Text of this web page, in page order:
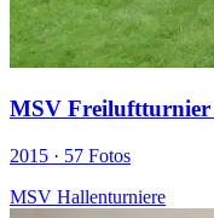
MSV Freiluftturnier
2015 · 57 Fotos
MSV Hallenturniere